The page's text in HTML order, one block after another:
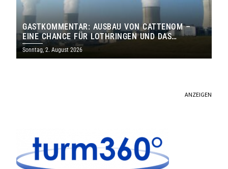
GASTKOMMENTAR: AUSBAU VON CATTENOM –
EINE CHANCE FÜR LOTHRINGEN UND DAS
SAARLAND
Sonntag, 2. August 2026
ANZEIGEN